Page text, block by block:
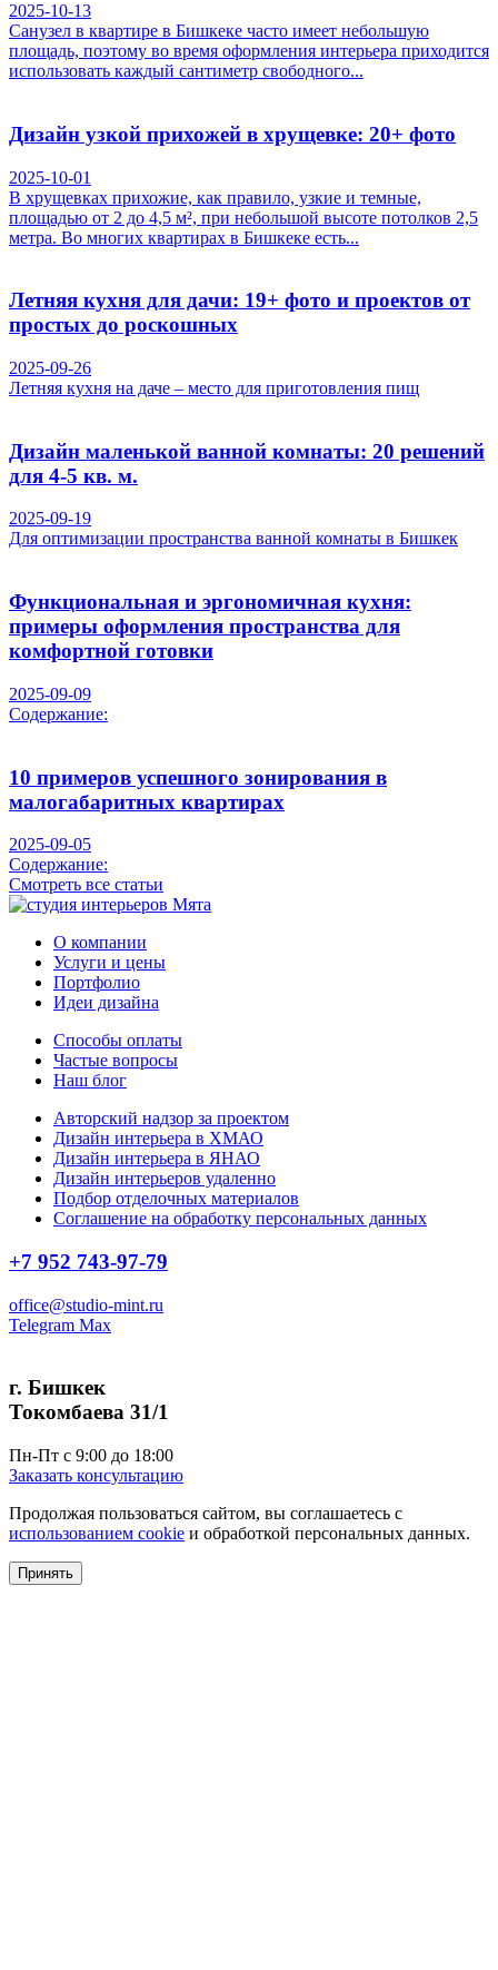
2025-10-13
Санузел в квартире в Бишкеке часто имеет небольшую
площадь, поэтому во время оформления интерьера приходится
использовать каждый сантиметр свободного...
Дизайн узкой прихожей в хрущевке: 20+ фото
2025-10-01
В хрущевках прихожие, как правило, узкие и темные,
площадью от 2 до 4,5 м², при небольшой высоте потолков 2,5
метра. Во многих квартирах в Бишкеке есть...
Летняя кухня для дачи: 19+ фото и проектов от
простых до роскошных
2025-09-26
Летняя кухня на даче – место для приготовления пищ
Дизайн маленькой ванной комнаты: 20 решений
для 4-5 кв. м.
2025-09-19
Для оптимизации пространства ванной комнаты в Бишкек
Функциональная и эргономичная кухня:
примеры оформления пространства для
комфортной готовки
2025-09-09
Содержание:
10 примеров успешного зонирования в
малогабаритных квартирах
2025-09-05
Содержание:
Смотреть все статьи
О компании
Услуги и цены
Портфолио
Идеи дизайна
Способы оплаты
Частые вопросы
Наш блог
Авторский надзор за проектом
Дизайн интерьера в ХМАО
Дизайн интерьера в ЯНАО
Дизайн интерьеров удаленно
Подбор отделочных материалов
Соглашение на обработку персональных данных
+7 952 743-97-79
office@studio-mint.ru
Telegram Max
г. Бишкек
Токомбаева 31/1
Пн-Пт с 9:00 до 18:00
Заказать консультацию
Продолжая пользоваться сайтом, вы соглашаетесь с
использованием cookie и обработкой персональных данных.
Принять